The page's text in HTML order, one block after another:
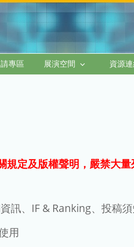
專區 展演空間 資源
規定及版權聲明，嚴禁大
訊、IF & Ranking、投稿
用